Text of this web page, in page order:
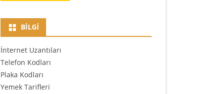
BILGI
İnternet Uzantıları
Telefon Kodları
Plaka Kodları
Yemek Tarifleri